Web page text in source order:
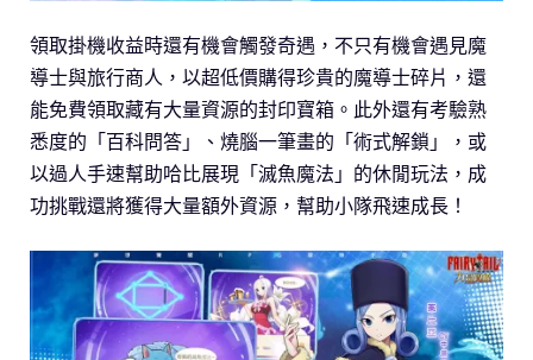
領取掛機收益時還有機會觸發奇遇，不只有機會遇見魔
導士與旅行商人，以超低價購得珍貴的魔導士碎片，還
能免費領取藏有大量資源的封印寶箱。此外還有考驗熟
悉度的「百科問答」、燒腦一筆畫的「術式解鎖」，或
以過人手速幫助哈比展現「滅魚魔法」的休閒玩法，成
功挑戰還將獲得大量額外資源，幫助小隊飛速成長！